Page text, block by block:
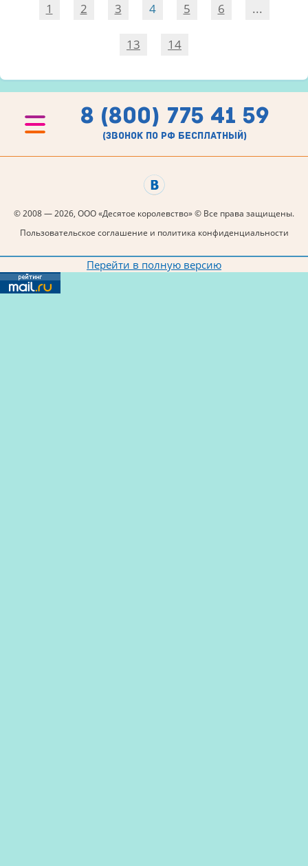
1 2 3 4 5 6 ...
13 14
8 (800) 775 41 59
(звонок по рф бесплатный)
© 2008 — 2026, ООО «Десятое королевство» © Все права защищены.
Пользовательское соглашение и политика конфиденциальности
Перейти в полную версию